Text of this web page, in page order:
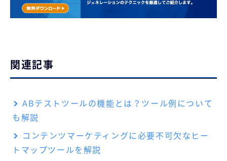
関連記事
ABテストツールの機能とは？ツール例について
も解説
コンテンツマーケティングに必要不可欠なヒー
トマップツールを解説